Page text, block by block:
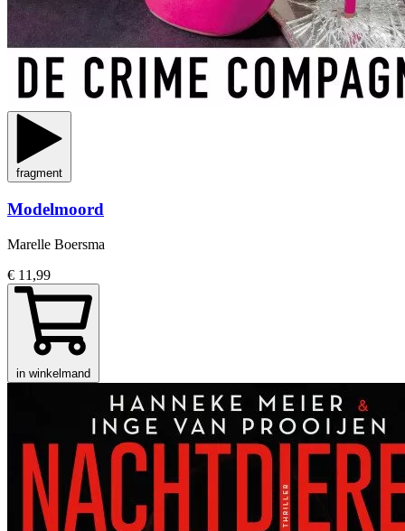
fragment
Modelmoord
Marelle Boersma
€ 11,99
in winkelmand